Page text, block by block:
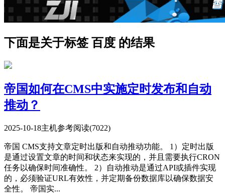
下面是关于标签 百度 的结果
帝国如何在CMS中实施定时发布和自动
推动？
2025-10-18主机参考阅读(7022)
帝国 CMS支持文章定时出版和自动推动功能。 1）定时出版
是通过设置文章的时间和状态来实现的，并且需要执行CRON
任务以确保时间准确性。 2）自动推动是通过API或插件实现
的，必须验证URL有效性，并定期备份数据库以确保数据安
全性。 帝国实...